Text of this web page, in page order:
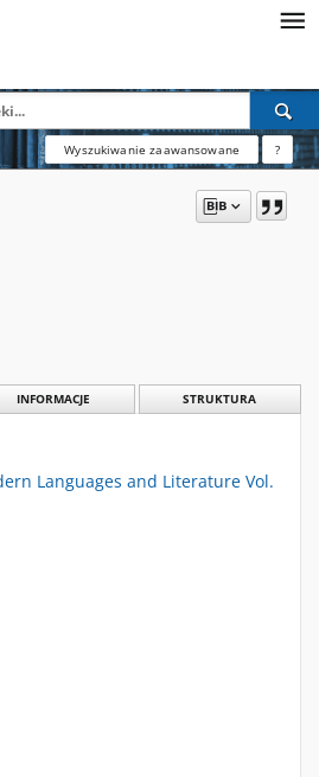
Wyszukiwanie zaawansowane ?
INFORMACJE STRUKTURA
Languages and Literature Vol.